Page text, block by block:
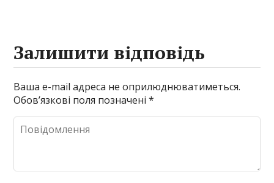
Залишити відповідь
Ваша e-mail адреса не оприлюднюватиметься.
Обов’язкові поля позначені*